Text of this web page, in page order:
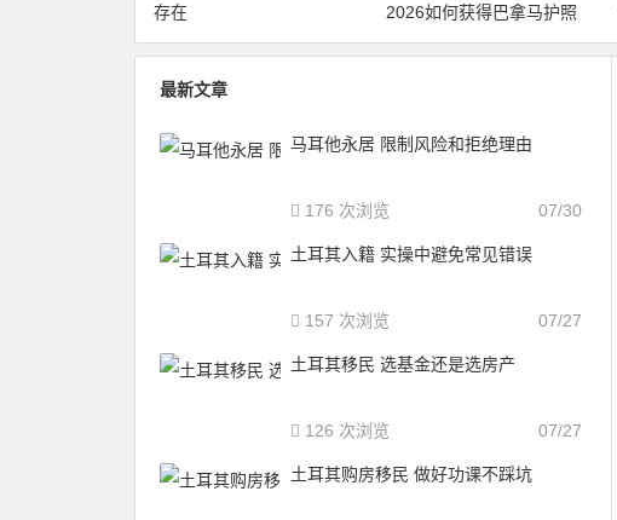
存在
2026如何获得巴拿马护照
最新文章
马耳他永居 限制风险和拒绝理由
07/30
176 次浏览
土耳其入籍 实操中避免常见错误
07/27
157 次浏览
土耳其移民 选基金还是选房产
07/27
126 次浏览
土耳其购房移民 做好功课不踩坑